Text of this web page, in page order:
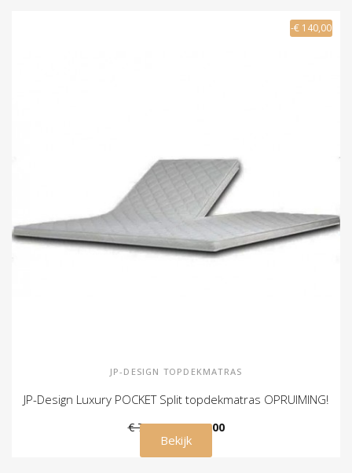
-€ 140,00
JP-DESIGN TOPDEKMATRAS
JP-Design Luxury POCKET Split topdekmatras OPRUIMING!
€ 739,00 € 599,00
Bekijk